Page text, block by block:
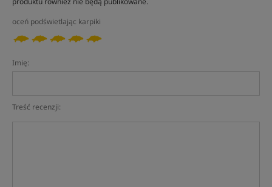
oceń podświetlając karpiki
Imię:
Treść recenzji: